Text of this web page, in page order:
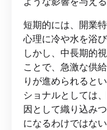
短期的には、開業
心理に冷や水を浴
しかし、中長期的
ことで、急激な供
りが進められると
ショナルとしては
因として織り込み
になるわけではな